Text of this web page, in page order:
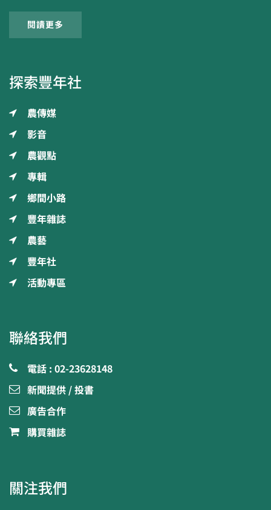
閱讀更多
探索豐年社
農傳媒
影音
農觀點
專輯
鄉間小路
豐年雜誌
農藝
豐年社
活動專區
聯絡我們
電話 : 02-23628148
新聞提供 / 投書
廣告合作
購買雜誌
關注我們